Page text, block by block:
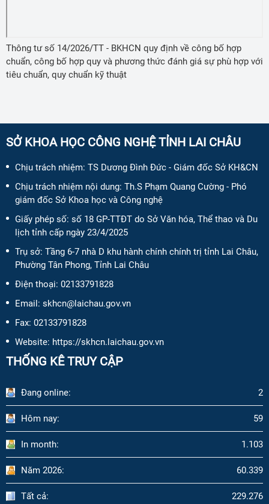
Thông tư số 14/2026/TT - BKHCN quy định về công bố hợp
chuẩn, công bố hợp quy và phương thức đánh giá sự phù hợp với
tiêu chuẩn, quy chuẩn kỹ thuật
SỞ KHOA HỌC CÔNG NGHỆ TỈNH LAI CHÂU
Chịu trách nhiệm: TS Dương Đình Đức - Giám đốc Sở KH&CN
Chịu trách nhiệm nội dung: Th.S Phạm Quang Cường - Phó
giám đốc Sở Khoa học và Công nghệ
Giấy phép số: số 18 GP-TTĐT do Sở Văn hóa, Thể thao và Du
lịch tỉnh cấp ngày 23/4/2025
Trụ sở: Tầng 6-7 nhà D khu hành chính chính trị tỉnh Lai Châu,
Phường Tân Phong, Tỉnh Lai Châu
Điện thoại: 02133791828
Email: skhcn@laichau.gov.vn
Fax: 02133791828
Website: https://skhcn.laichau.gov.vn
THỐNG KÊ TRUY CẬP
Đang online: 2
Hôm nay: 59
In month: 1.103
Năm 2026: 60.339
Tất cả: 229.276